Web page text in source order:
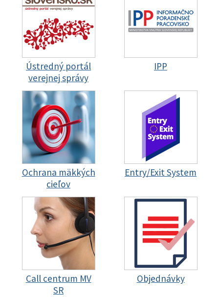
Ústredný portál
verejnej správy
IPP
Ochrana mäkkých
cieľov
Entry/Exit System
Call centrum MV
SR
Objednávky